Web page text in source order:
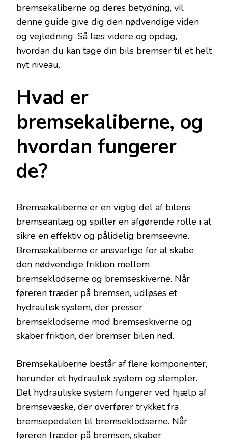
bremsekaliberne og deres betydning, vil
denne guide give dig den nødvendige viden
og vejledning. Så læs videre og opdag,
hvordan du kan tage din bils bremser til et helt
nyt niveau.
Hvad er
bremsekaliberne, og
hvordan fungerer
de?
Bremsekaliberne er en vigtig del af bilens
bremseanlæg og spiller en afgørende rolle i at
sikre en effektiv og pålidelig bremseevne.
Bremsekaliberne er ansvarlige for at skabe
den nødvendige friktion mellem
bremseklodserne og bremseskiverne. Når
føreren træder på bremsen, udløses et
hydraulisk system, der presser
bremseklodserne mod bremseskiverne og
skaber friktion, der bremser bilen ned.
Bremsekaliberne består af flere komponenter,
herunder et hydraulisk system og stempler.
Det hydrauliske system fungerer ved hjælp af
bremsevæske, der overfører trykket fra
bremsepedalen til bremseklodserne. Når
føreren træder på bremsen, skaber